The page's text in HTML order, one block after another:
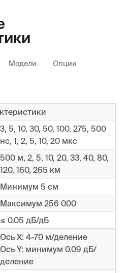
Модели Опции
3, 5, 10, 30, 50, 100, 275, 500
нс, 1, 2, 5, 10, 20 мкс
500 м, 2, 5, 10, 20, 33, 40, 80,
120, 160, 265 км
Минимум 5 см
Максимум 256 000
≤ 0.05 дБ/дБ
Ось X: 4-70 м/деление
Ось Y: минимум 0.09 дБ/
деление